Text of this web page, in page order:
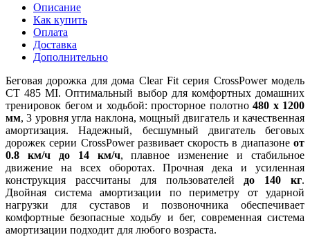
Описание
Как купить
Оплата
Доставка
Дополнительно
Беговая дорожка для дома Clear Fit серия CrossPower модель
CT 485 MI. Оптимальный выбор для комфортных домашних
тренировок бегом и ходьбой: просторное полотно 480 х 1200
мм, 3 уровня угла наклона, мощный двигатель и качественная
амортизация. Надежный, бесшумный двигатель беговых
дорожек серии CrossPower развивает скорость в диапазоне от
0.8 км/ч до 14 км/ч, плавное изменение и стабильное
движение на всех оборотах. Прочная дека и усиленная
конструкция рассчитаны для пользователей до 140 кг.
Двойная система амортизации по периметру от ударной
нагрузки для суставов и позвоночника обеспечивает
комфортные безопасные ходьбу и бег, современная система
амортизации подходит для любого возраста.